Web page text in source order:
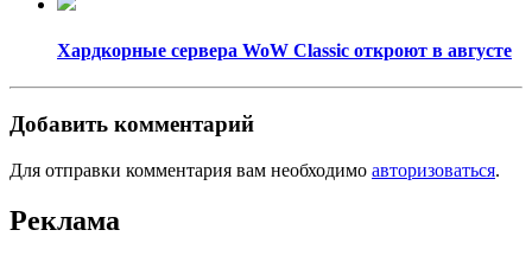
Хардкорные сервера WoW Classic откроют в августе
Добавить комментарий
Для отправки комментария вам необходимо авторизоваться.
Реклама